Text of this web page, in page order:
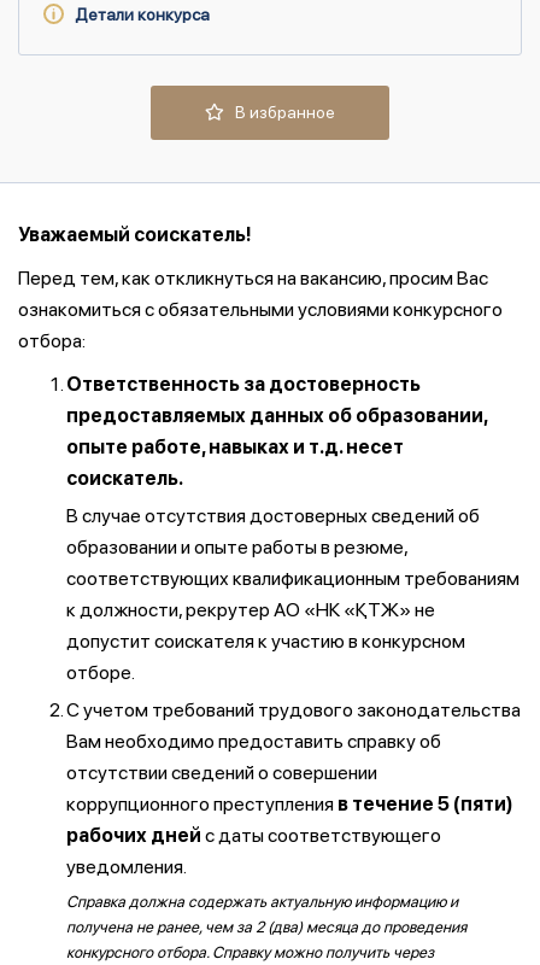
Детали конкурса
В избранное
Уважаемый соискатель!
Перед тем, как откликнуться на вакансию, просим Вас
ознакомиться с обязательными условиями конкурсного
отбора:
Ответственность за достоверность
предоставляемых данных об образовании,
опыте работе, навыках и т.д. несет
соискатель.
В случае отсутствия достоверных сведений об
образовании и опыте работы в резюме,
соответствующих квалификационным требованиям
к должности, рекрутер АО «НК «ҚТЖ» не
допустит соискателя к участию в конкурсном
отборе.
С учетом требований трудового законодательства
Вам необходимо предоставить справку об
отсутствии сведений о совершении
коррупционного преступления в течение 5 (пяти)
рабочих дней с даты соответствующего
уведомления.
Справка должна содержать актуальную информацию и
получена не ранее, чем за 2 (два) месяца до проведения
конкурсного отбора. Справку можно получить через